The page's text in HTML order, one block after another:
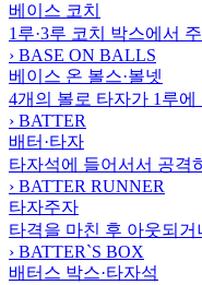
베이스 코치
1루·3루 코치 박스에서
› BASE ON BALLS
베이스 온 볼스·볼넷
4개의 볼로 타자가 1루
› BATTER
배터·타자
타자석에 들어서서 공격
› BATTER RUNNER
타자주자
타격을 마친 후 아웃되
› BATTER`S BOX
배터스 박스·타자석